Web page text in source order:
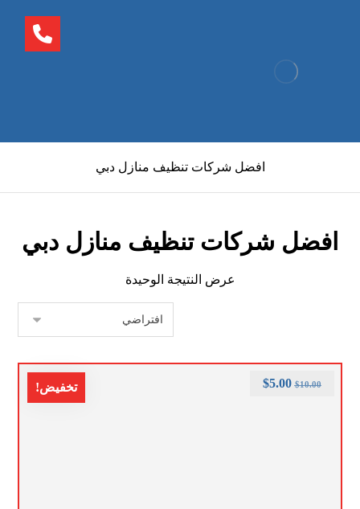
افضل شركات تنظيف منازل دبي
افضل شركات تنظيف منازل دبي
عرض النتيجة الوحيدة
تخفيض! $10.00
$5.00